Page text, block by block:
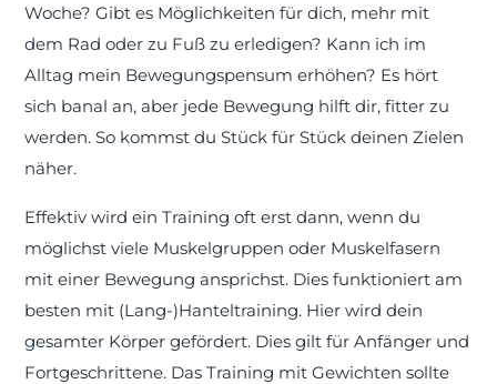
Woche? Gibt es Möglichkeiten für dich, mehr mit
dem Rad oder zu Fuß zu erledigen? Kann ich im
Alltag mein Bewegungspensum erhöhen? Es hört
sich banal an, aber jede Bewegung hilft dir, fitter zu
werden. So kommst du Stück für Stück deinen Zielen
näher.
Effektiv wird ein Training oft erst dann, wenn du
möglichst viele Muskelgruppen oder Muskelfasern
mit einer Bewegung ansprichst. Dies funktioniert am
besten mit (Lang-)Hanteltraining. Hier wird dein
gesamter Körper gefördert. Dies gilt für Anfänger und
Fortgeschrittene. Das Training mit Gewichten sollte